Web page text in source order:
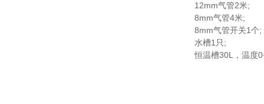
12mm气管2米;
8mm气管4米;
8mm气管开关1个;
水槽1只;
恒温槽30L，温度